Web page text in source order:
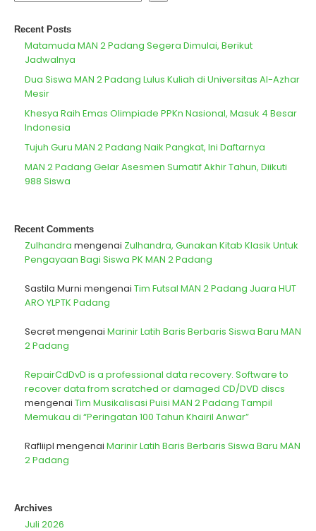
Recent Posts
Matamuda MAN 2 Padang Segera Dimulai, Berikut
Jadwalnya
Dua Siswa MAN 2 Padang Lulus Kuliah di Universitas Al-Azhar
Mesir
Khesya Raih Emas Olimpiade PPKn Nasional, Masuk 4 Besar
Indonesia
Tujuh Guru MAN 2 Padang Naik Pangkat, Ini Daftarnya
MAN 2 Padang Gelar Asesmen Sumatif Akhir Tahun, Diikuti
988 Siswa
Recent Comments
Zulhandra mengenai Zulhandra, Gunakan Kitab Klasik Untuk
Pengayaan Bagi Siswa PK MAN 2 Padang
Sastila Murni mengenai Tim Futsal MAN 2 Padang Juara HUT
ARO YLPTK Padang
Secretmengenai Marinir Latih Baris Berbaris Siswa Baru MAN
2 Padang
RepairCdDvD is a professional data recovery. Software to
recover data from scratched or damaged CD/DVD discs
mengenai Tim Musikalisasi Puisi MAN 2 Padang Tampil
Memukau di “Peringatan 100 Tahun Khairil Anwar”
Rafliipl mengenai Marinir Latih Baris Berbaris Siswa Baru MAN
2 Padang
Archives
Juli 2026